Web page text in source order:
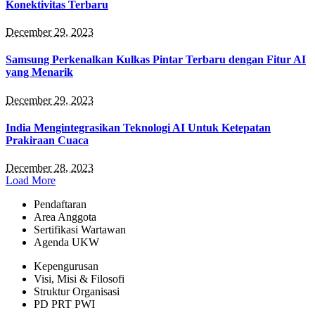
Konektivitas Terbaru
December 29, 2023
Samsung Perkenalkan Kulkas Pintar Terbaru dengan Fitur AI
yang Menarik
December 29, 2023
India Mengintegrasikan Teknologi AI Untuk Ketepatan
Prakiraan Cuaca
December 28, 2023
Load More
Pendaftaran
Area Anggota
Sertifikasi Wartawan
Agenda UKW
Kepengurusan
Visi, Misi & Filosofi
Struktur Organisasi
PD PRT PWI